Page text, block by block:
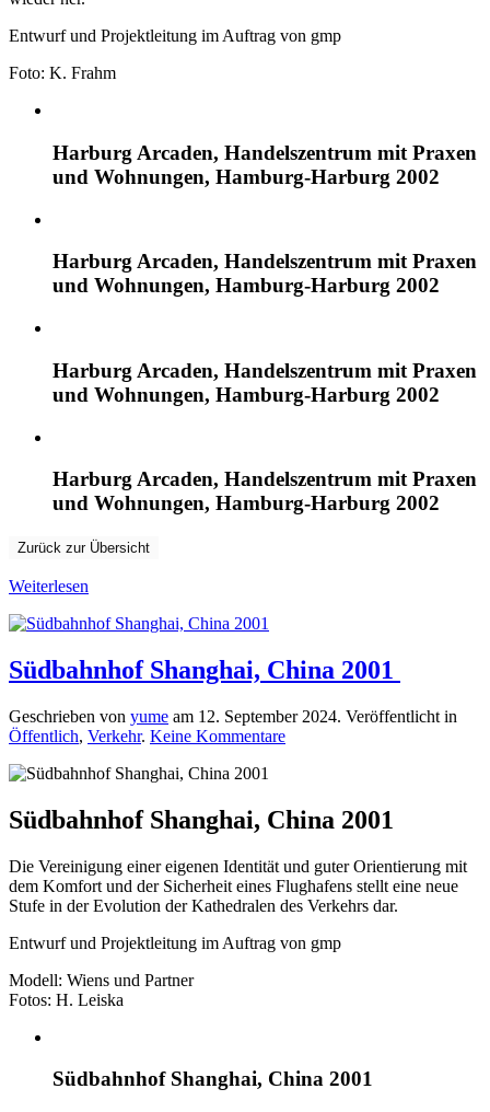
Entwurf und Projektleitung im Auftrag von gmp
Foto: K. Frahm
Harburg Arcaden, Handelszentrum mit Praxen
und Wohnungen, Hamburg-Harburg 2002
Harburg Arcaden, Handelszentrum mit Praxen
und Wohnungen, Hamburg-Harburg 2002
Harburg Arcaden, Handelszentrum mit Praxen
und Wohnungen, Hamburg-Harburg 2002
Harburg Arcaden, Handelszentrum mit Praxen
und Wohnungen, Hamburg-Harburg 2002
Zurück zur Übersicht
Weiterlesen
Südbahnhof Shanghai, China 2001
Geschrieben von yume am 12. September 2024. Veröffentlicht in
Öffentlich, Verkehr. Keine Kommentarezu
2001
Südbahnhof Shanghai, China 2001
Die Vereinigung einer eigenen Identität und guter Orientierung mit
dem Komfort und der Sicherheit eines Flughafens stellt eine neue
Stufe in der Evolution der Kathedralen des Verkehrs dar.
Entwurf und Projektleitung im Auftrag von gmp
Modell: Wiens und Partner
Fotos: H. Leiska
Südbahnhof Shanghai, China 2001